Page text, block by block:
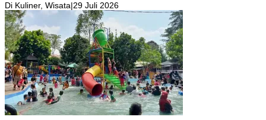
Di Kuliner, Wisata|29 Juli 2026